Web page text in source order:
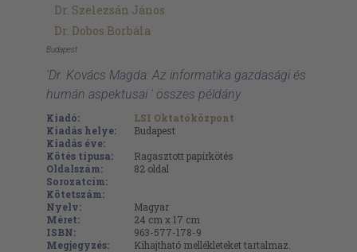
Dr. Szelezsán János
Dr. Dobos Borbála
Budapest
'Dr. Kovács Magda: Az informatika gazdasági és
humán aspektusai ' összes példány
Kiadó:
LSI Oktatóközpont
Kiadás helye:
Budapest
Kiadás éve:
Kötés típusa:
Ragasztott papírkötés
Oldalszám:
82 oldal
Sorozatcím:
Kötetszám:
Nyelv:
Magyar
Méret:
24 cm x 17 cm
ISBN:
963-577-178-9
Megjegyzés:
Kihajtható mellékleteket tartalmaz.